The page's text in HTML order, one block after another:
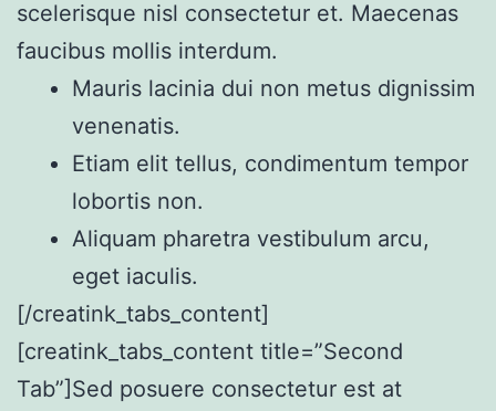
scelerisque nisl consectetur et. Maecenas
faucibus mollis interdum.
Mauris lacinia dui non metus dignissim
venenatis.
Etiam elit tellus, condimentum tempor
lobortis non.
Aliquam pharetra vestibulum arcu,
eget iaculis.
[/creatink_tabs_content]
[creatink_tabs_content title=”Second
Tab”]Sed posuere consectetur est at